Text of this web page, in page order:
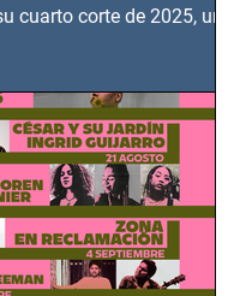
cuarto corte de 2025, un